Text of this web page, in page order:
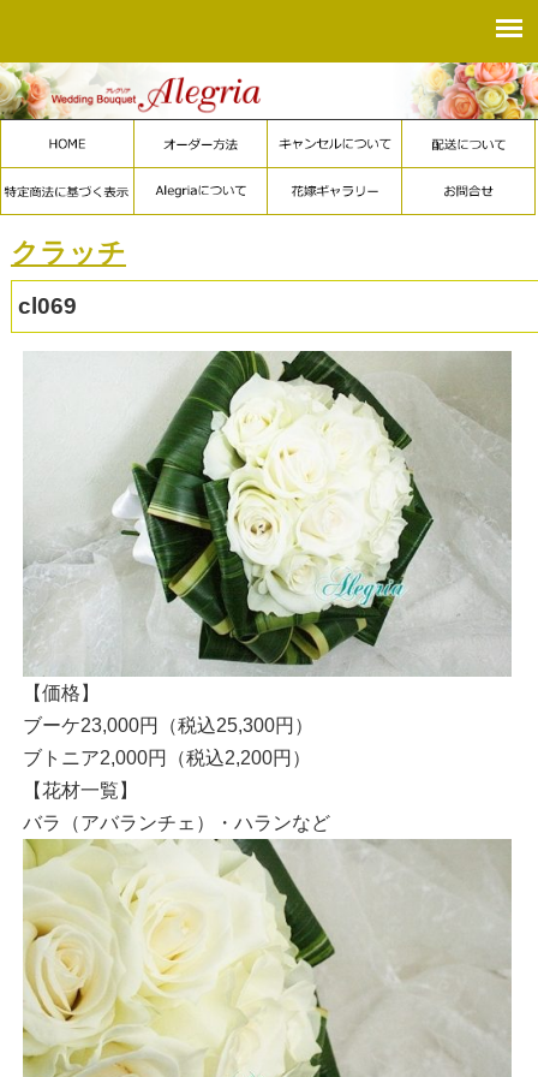
クラッチ
cl069
【価格】
ブーケ23,000円（税込25,300円）
ブトニア2,000円（税込2,200円）
【花材一覧】
バラ（アバランチェ）・ハランなど